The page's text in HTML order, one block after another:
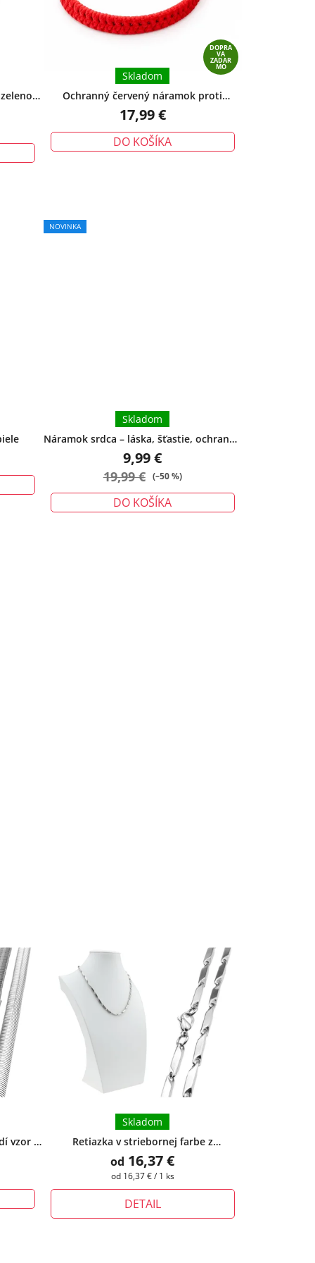
DOPRA
VA
ZADAR
MO
Ochranný červený náramok proti
urieknutiu – tradičný talizman ochrany
Skladom
17,99 €
DO KOŠÍKA
NOVINKA
Náramok srdca – láska, šťastie, ochrana -
veľký
Skladom
9,99 €
19,99 € (–50 %)
DO KOŠÍKA
vzor -
Retiazka v striebornej farbe z
chirurgickej ocele Catalina III.
Skladom
od 16,37 €
Jednotková
od 16,37 € / 1 ks
DETAIL